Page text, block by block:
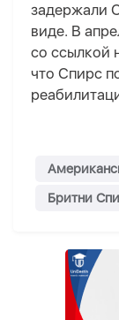
задержали
виде. В
со ссылкой
что Спирс
Бритни